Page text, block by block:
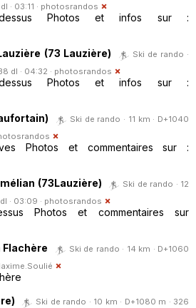
· 03:11 · photosrandos
dessus Photos et infos sur :
(73 Lauzière)
Ski de rando ·
dl · 04:32 · photosrandos
dessus Photos et infos sur :
Ski de rando · 11 km · D+1040
Photos et commentaires sur :
(73Lauzière)
Ski de rando · 12
· 03:09 · photosrandos
Photos et commentaires sur
Flachère
Ski de rando · 14 km · D+1060
Ski de rando · 10 km · D+1080 m · 326